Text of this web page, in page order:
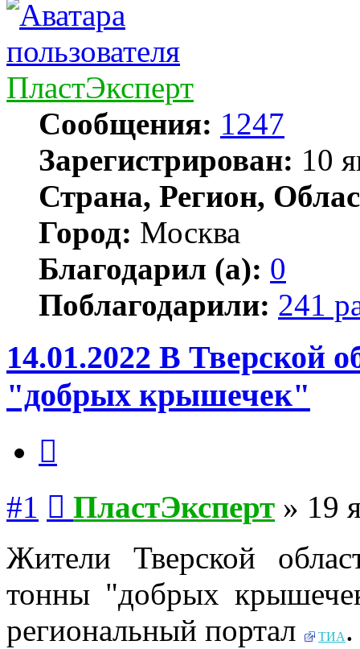
ПластЭксперт
Сообщения: 1247
Зарегистрирован: 10
Страна, Регион,
Город: Москва
Благодарил (а): 0
Поблагодарили: 241
14.01.2022 В Тверской
"добрых крышечек"
#1 ПластЭксперт » 19
Жители Тверской
тонны "добрых
региональный портал
ТИА .